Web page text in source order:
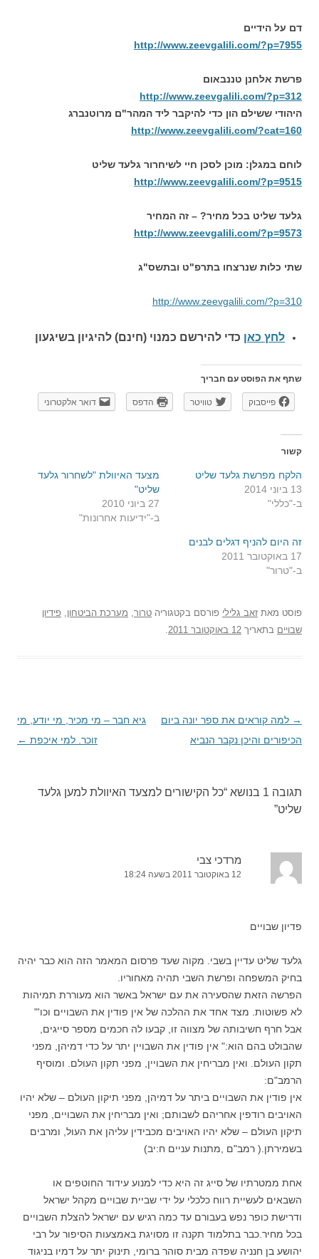
דם על הידיים
http://www.zeevgalili.com/?p=7955
פרשת אלחנן טננבאום
http://www.zeevgalili.com/?p=312
היהודי ששילם הון כדי להיקבר ליד המהר"ם מרוטנברג
http://www.zeevgalili.com/?cat=160
לוחם במגלן: מוכן לסכן חיי לשיחרור גלעד שליט
http://www.zeevgalili.com/?p=9515
גלעד שליט בכל מחיר? – זה המחיר
http://www.zeevgalili.com/?p=9573
שתי כלות שנרצחו בתרפ"ט ובתשס"ג
http://www.zeevgalili.com/?p=310
לחץ כאן כדי להירשם כמנוי (חינם) להיגיון בשיגעון
שתף את הפוסט עם חבריך
פייסבוק טוויטר הדפס דואר אלקטרוני
קשור
הלקח מפרשת גלעד שליט
13 ביוני 2014
ב-"כללי"
מצעד האיוולת "לשחרור גלעד
שליט"
27 ביוני 2010
ב-"ידיעות אחרונות"
זה היום להניף דגלים לבנים
17 באוקטובר 2011
ב-"טרור"
פוסט מאת זאב גלילי פורסם בקטגוריה טרור מערכת הביטחון פידיון
שבויים בתאריך 12 באוקטובר 2011
ניווט
בפוסטים
→ למה קוראים את ספר יונה ביום
הכיפורים והיכן נקבר הנביא
גיא חבר – מי מכיר, מי יודע, מי
זוכר. למי איכפת ←
תגובה 1 בנושא “
כל הקישורים למצעד האיוולת למען גלעד
שליט”
מרדכי צבי
12 באוקטובר 2011 בשעה 18:24
פדיון שבויים
גלעד שליט עדיין בשבי. מקוה שעד פרסום המאמר הזה הוא כבר יהיה
בחיק המשפחה ופרשת השבי תהיה מאחוריו.
הפרשה הזאת שהסעירה את עם ישראל באשר הוא מעוררת תמיהות
לא פשוטות. מצד אחד את ההלכה של אין פודין את השבויים וכו'"
אבל חרף חשיבותה של מצווה זו, קבעו לה חכמים מספר סייגים,
שהבולט בהם הוא:" אין פודין את השבויין יתר על כדי דמיהן, מפני
תקון העולם. ואין מבריחין את השבויין, מפני תקון העולם. ומוסיף
הרמב"ם:
אין פודין את השבויים ביתר על דמיהן, מפני תיקון העולם – שלא יהיו
האויבים רודפין אחריהם לשבותם; ואין מבריחין את השבויים, מפני
תיקון העולם – שלא יהיו האויבים מכבידין עליהן את העול, ומרבים
בשמירתן.( רמב"ם ,מתנות עניים ח:יב)
אחת ממטרתיו של סייג זה היא כדי למנוע עידוד החוטפים או
השבאים לעשיית רווח כלכלי על ידי שביית שבויים מקהל ישראל
ודרישת כופר נפש בעבורם עד כמה רגיש עם ישראל להצלת השבויים
בכל מחיר.כבר בתלמוד‏ תקנה זו מסויגת באמצעות הסיפור על רבי
יהושע בן חנניה שפדה מבית סוהר ברומי, תינוק יתר על דמיו בניגוד